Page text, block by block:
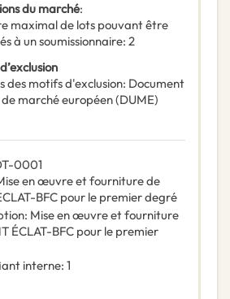
du marché:
maximal de lots pouvant être
à un soumissionnaire: 2
des motifs d'exclusion: Document
marché européen (DUME)
0001
en œuvre et fourniture de
BFC pour le premier degré
: Mise en œuvre et fourniture
ÉCLAT-BFC pour le premier
interne: 1